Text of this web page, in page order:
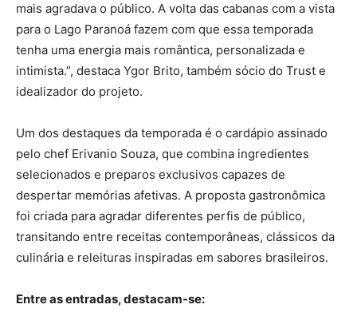
mais agradava o público. A volta das cabanas com a vista
para o Lago Paranoá fazem com que essa temporada
tenha uma energia mais romântica, personalizada e
intimista.”, destaca Ygor Brito, também sócio do Trust e
idealizador do projeto.
Um dos destaques da temporada é o cardápio assinado
pelo chef Erivanio Souza, que combina ingredientes
selecionados e preparos exclusivos capazes de
despertar memórias afetivas. A proposta gastronômica
foi criada para agradar diferentes perfis de público,
transitando entre receitas contemporâneas, clássicos da
culinária e releituras inspiradas em sabores brasileiros.
Entre as entradas, destacam-se: